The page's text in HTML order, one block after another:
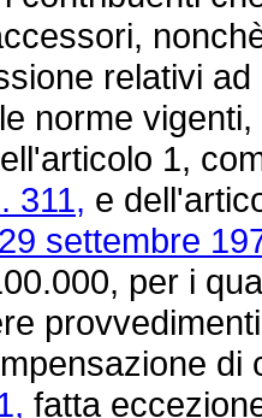
relativi
norme
1,
311, e
settembre
per i
fatta